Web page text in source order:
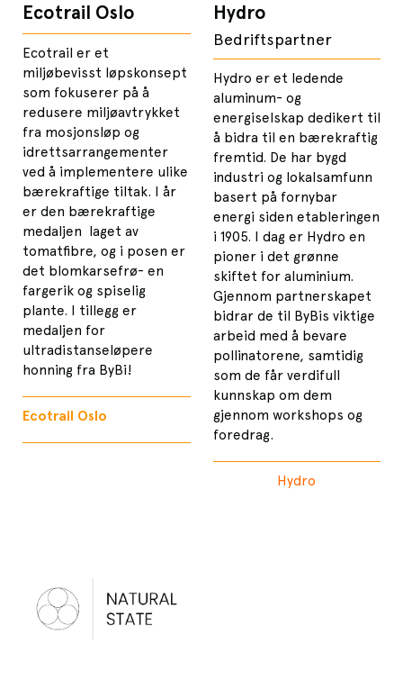
Ecotrail Oslo
Ecotrail er et
miljøbevisst løpskonsept
som fokuserer på å
redusere miljøavtrykket
fra mosjonsløp og
idrettsarrangementer
ved å implementere ulike
bærekraftige tiltak. I år
er den bærekraftige
medaljen laget av
tomatfibre, og i posen er
det blomkarsefrø- en
fargerik og spiselig
plante. I tillegg er
medaljen for
ultradistanseløpere
honning fra ByBi!
Ecotrail Oslo
Hydro
Bedriftspartner
Hydro er et ledende
aluminum- og
energiselskap dedikert til
å bidra til en bærekraftig
fremtid. De har bygd
industri og lokalsamfunn
basert på fornybar
energi siden etableringen
i 1905. I dag er Hydro en
pioner i det grønne
skiftet for aluminium.
Gjennom partnerskapet
bidrar de til ByBis viktige
arbeid med å bevare
pollinatorene, samtidig
som de får verdifull
kunnskap om dem
gjennom workshops og
foredrag.
Hydro